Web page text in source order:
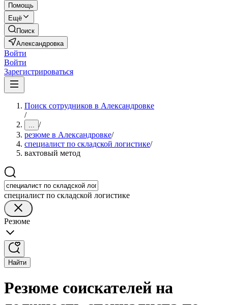
Помощь
Ещё
Поиск
Александровка
Войти
Войти
Зарегистрироваться
Поиск сотрудников в Александровке
/
... /
резюме в Александровке/
специалист по складской логистике/
вахтовый метод
специалист по складской логистике
Резюме
Найти
Резюме соискателей на